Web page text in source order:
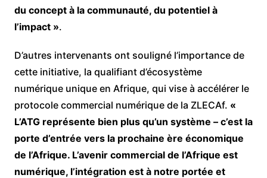
du concept à la communauté, du potentiel à
l’impact ».
D’autres intervenants ont souligné l’importance de
cette initiative, la qualifiant d’écosystème
numérique unique en Afrique, qui vise à accélérer le
protocole commercial numérique de la ZLECAf. «
L’ATG représente bien plus qu’un système – c’est la
porte d’entrée vers la prochaine ère économique
de l’Afrique. L’avenir commercial de l’Afrique est
numérique, l’intégration est à notre portée et